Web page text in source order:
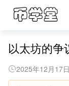
以太坊的争
2025年12月17